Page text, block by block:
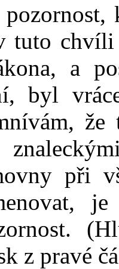
tuto
a
byl
při
z pravé